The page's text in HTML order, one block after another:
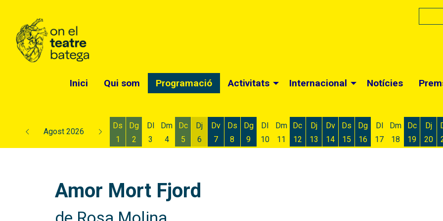
Inici Qui som Programació Activitats Internacional Notícies
Agost 2026
Ds
1
Dg
2
Dl
3
Dm
4
Dc
5
Dj
6
Dv
7
Ds
8
Dg
9
Dl
10
Dm
11
Dc
12
Dj
13
Dv
14
Ds
15
Dg
16
Dl
17
Dm
18
Dc
19
Dj
20
Amor Mort Fjord